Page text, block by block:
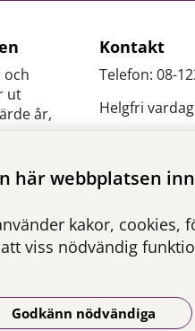
här webbplatsen
kakor, cookies,
viss nödvändig
Godkänn nödvändiga
och
ut
år,
Kontakt
Telefon: 08-
Helgfri
se
Presskontakter